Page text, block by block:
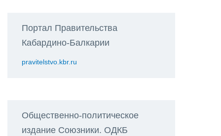
Портал Правительства
Кабардино-Балкарии
pravitelstvo.kbr.ru
Общественно-политическое
издание Союзники. ОДКБ